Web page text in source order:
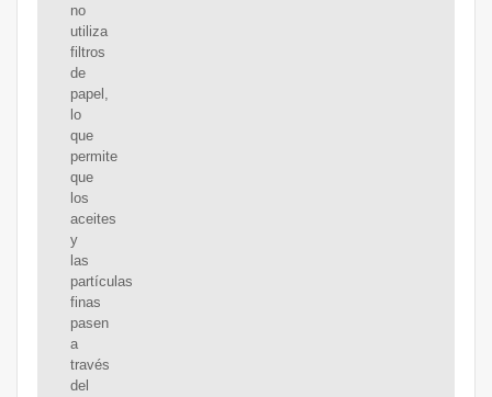
no
utiliza
filtros
de
papel,
lo
que
permite
que
los
aceites
y
las
partículas
finas
pasen
a
través
del